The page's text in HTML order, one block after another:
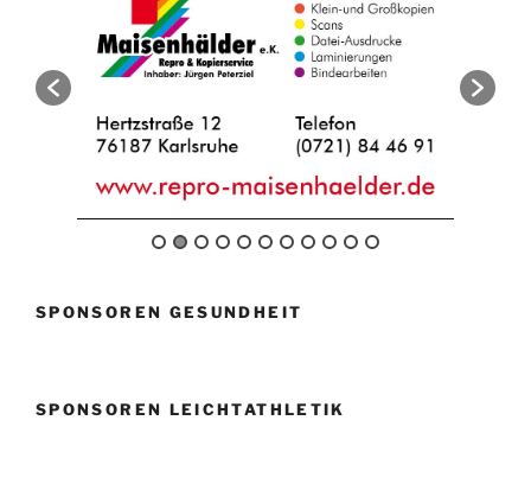
SPONSOREN GESUNDHEIT
SPONSOREN LEICHTATHLETIK